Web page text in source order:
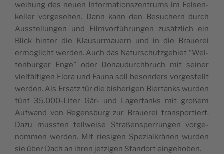
weihung des neuen Infor­ma­tions­zen­trums im Fel­sen­
ke­ller vor­ge­sehen. Dann kann den Besu­chern durch
Auss­te­llun­gen und Film­vor­füh­run­gen zusätz­lich ein
Blick hin­ter die Klau­sur­mauern und in die Braue­rei
ermö­glicht wer­den. Auch das Naturs­chutz­ge­biet “Wel­
ten­bur­ger Enge” oder Donau­durch­bruch mit sei­ner
viel­fäl­ti­gen Flo­ra und Fau­na soll beson­ders vor­ges­tellt
wer­den. Als Ersatz für die bishe­ri­gen Bier­tanks wur­den
fünf 35.000-Liter Gär- und Lager­tanks mit großem
Auf­wand von Regens­burg zur Braue­rei trans­por­tiert.
Dazu muss­ten teil­wei­se Straßens­pe­rrun­gen vor­ge­
nom­men wer­den. Mit rie­si­gen Spe­zial­krä­nen wur­den
sie über Dach an ihren jetzi­gen Stan­dort eingehoben.